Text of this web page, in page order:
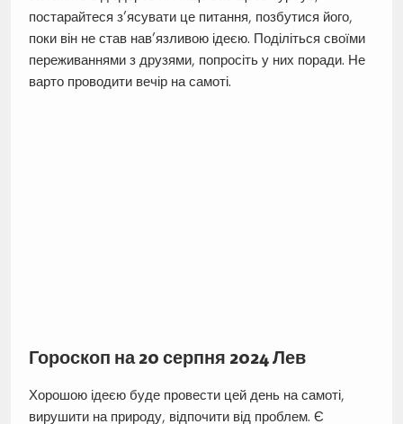
постарайтеся з’ясувати це питання, позбутися його,
поки він не став нав’язливою ідеєю. Поділіться своїми
переживаннями з друзями, попросіть у них поради. Не
варто проводити вечір на самоті.
Гороскоп на 20 серпня 2024 Лев
Хорошою ідеєю буде провести цей день на самоті,
вирушити на природу, відпочити від проблем. Є